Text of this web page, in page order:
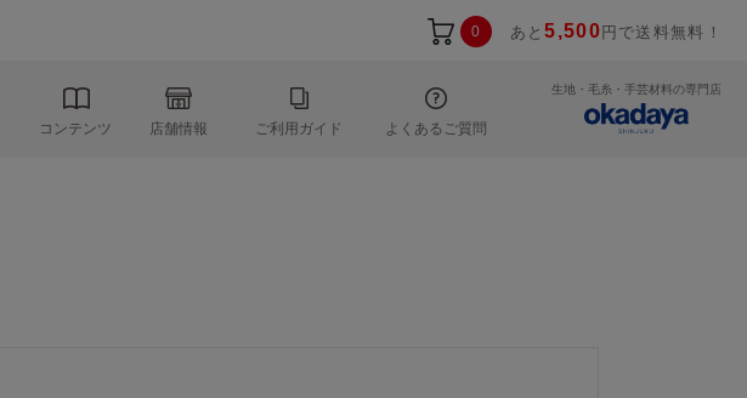
0 あと5,500 円で送料無料！
コンテンツ 店舗情報 ご利用ガイド よくあるご質問
生地・毛糸・手芸材料の専門店